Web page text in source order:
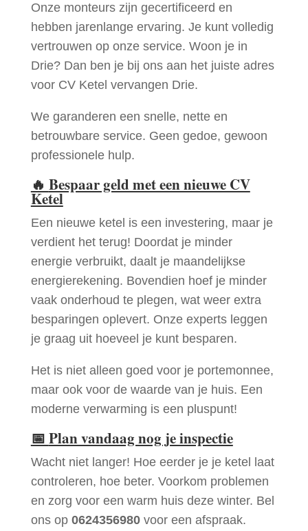
Onze monteurs zijn gecertificeerd en
hebben jarenlange ervaring. Je kunt volledig
vertrouwen op onze service. Woon je in
Drie? Dan ben je bij ons aan het juiste adres
voor CV Ketel vervangen Drie.
We garanderen een snelle, nette en
betrouwbare service. Geen gedoe, gewoon
professionele hulp.
🔥 Bespaar geld met een nieuwe CV
Ketel
Een nieuwe ketel is een investering, maar je
verdient het terug! Doordat je minder
energie verbruikt, daalt je maandelijkse
energierekening. Bovendien hoef je minder
vaak onderhoud te plegen, wat weer extra
besparingen oplevert. Onze experts leggen
je graag uit hoeveel je kunt besparen.
Het is niet alleen goed voor je portemonnee,
maar ook voor de waarde van je huis. Een
moderne verwarming is een pluspunt!
📅 Plan vandaag nog je inspectie
Wacht niet langer! Hoe eerder je je ketel laat
controleren, hoe beter. Voorkom problemen
en zorg voor een warm huis deze winter. Bel
ons op 0624356980voor een afspraak.